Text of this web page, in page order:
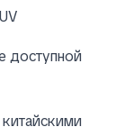
доступной